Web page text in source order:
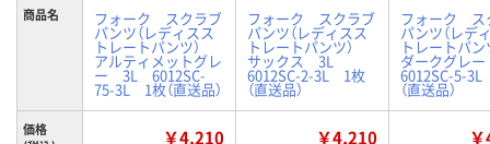
商品名 フォーク スクラブ
パンツ（レディスス
トレートパンツ）
アルティメットグレ
ー 3L 6012SC-
75-3L 1枚（直送品）
フォーク スクラブ
パンツ（レディスス
トレートパンツ）
サックス 3L
6012SC-2-3L 1枚
（直送品）
フォーク ス
パンツ（レデ
トレートパ
ダークグ
6012SC-5-
（直送品）
価格
￥4,210 ￥4,210